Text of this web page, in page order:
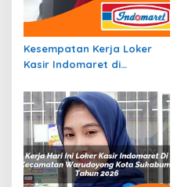
Kesempatan Kerja Loker
Kasir Indomaret di
Luwu Utara Tahun 2026